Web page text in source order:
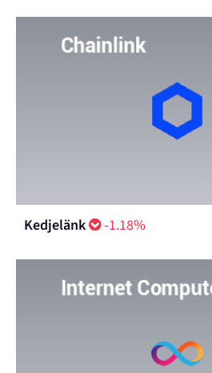
Kedjelänk -1.18%